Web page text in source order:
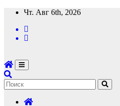
Перейти
содержимому
Чт. Авг 6th, 2026